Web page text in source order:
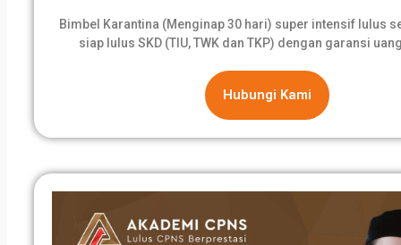
Bimbel Karantina (Menginap 30 hari) super intensif lulus
siap lulus SKD (TIU, TWK dan TKP) dengan garansi
Hubungi Kami